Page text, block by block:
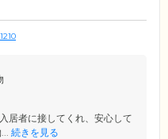
居者に接してくれ、安心して
続きを見る